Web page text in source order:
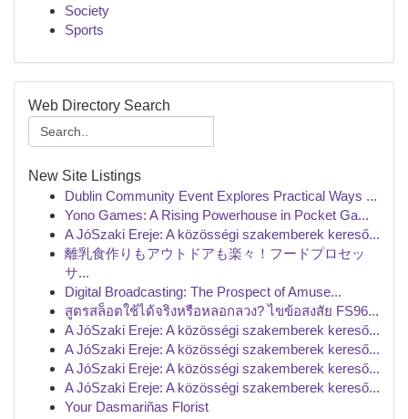
Society
Sports
Web Directory Search
New Site Listings
Dublin Community Event Explores Practical Ways ...
Yono Games: A Rising Powerhouse in Pocket Ga...
A JóSzaki Ereje: A közösségi szakemberek kereső...
離乳食作りもアウトドアも楽々！フードプロセッ
サ...
Digital Broadcasting: The Prospect of Amuse...
สูตรสล็อตใช้ได้จริงหรือหลอกลวง? ไขข้อสงสัย FS96...
A JóSzaki Ereje: A közösségi szakemberek kereső...
A JóSzaki Ereje: A közösségi szakemberek kereső...
A JóSzaki Ereje: A közösségi szakemberek kereső...
A JóSzaki Ereje: A közösségi szakemberek kereső...
Your Dasmariñas Florist